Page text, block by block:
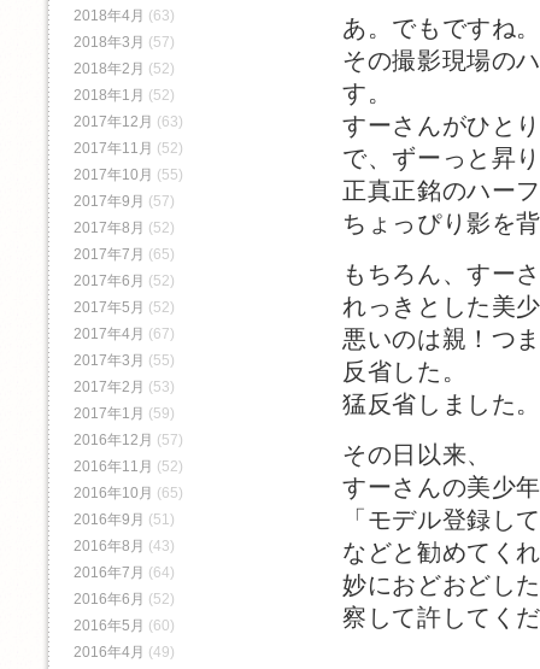
あ。でもですね
その撮影現場の
す。
すーさんがひと
で、ずーっと昇
正真正銘のハー
ちょっぴり影を
もちろん、すー
れっきとした美
悪いのは親！つ
反省した。
猛反省しました
その日以来、
すーさんの美少
「モデル登録し
などと勧めてく
妙におどおどし
察して許してく
2018年4月 (63)
2018年3月 (57)
2018年2月 (52)
2018年1月 (52)
2017年12月 (63)
2017年11月 (52)
2017年10月 (55)
2017年9月 (57)
2017年8月 (52)
2017年7月 (65)
2017年6月 (52)
2017年5月 (52)
2017年4月 (67)
2017年3月 (55)
2017年2月 (53)
2017年1月 (59)
2016年12月 (57)
2016年11月 (52)
2016年10月 (65)
2016年9月 (51)
2016年8月 (43)
2016年7月 (64)
2016年6月 (52)
2016年5月 (60)
2016年4月 (49)